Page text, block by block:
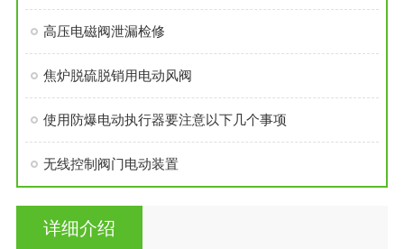
高压电磁阀泄漏检修
焦炉脱硫脱销用电动风阀
使用防爆电动执行器要注意以下几个事项
无线控制阀门电动装置
详细介绍